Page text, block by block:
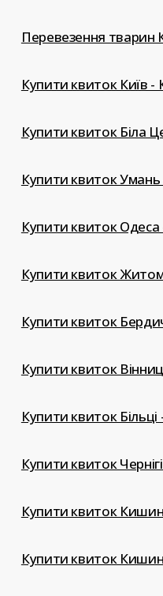
Перевезення тварин
Купити квиток Київ -
Купити квиток Біла
Купити квиток
Купити квиток
Купити квиток
Купити квиток
Купити квиток
Купити квиток
Купити квиток
Купити квиток
Купити квиток